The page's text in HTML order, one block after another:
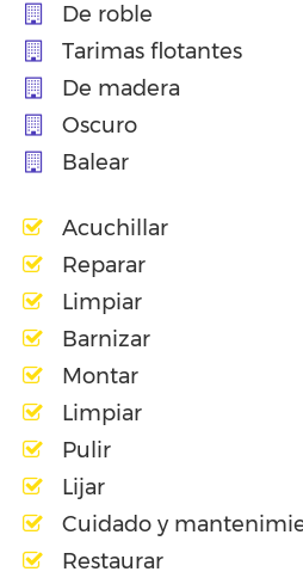
De roble
Tarimas flotantes
De madera
Oscuro
Balear
Acuchillar
Reparar
Limpiar
Barnizar
Montar
Limpiar
Pulir
Lijar
Cuidado y
Restaurar